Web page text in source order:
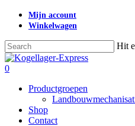
Skip
content
Mijn account
Winkelwagen
Hit
Close
Search
search
0
Productgroepen
Shop
Contact